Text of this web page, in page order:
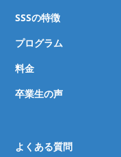
SSSの特徴
プログラム
料金
卒業生の声
よくある質問